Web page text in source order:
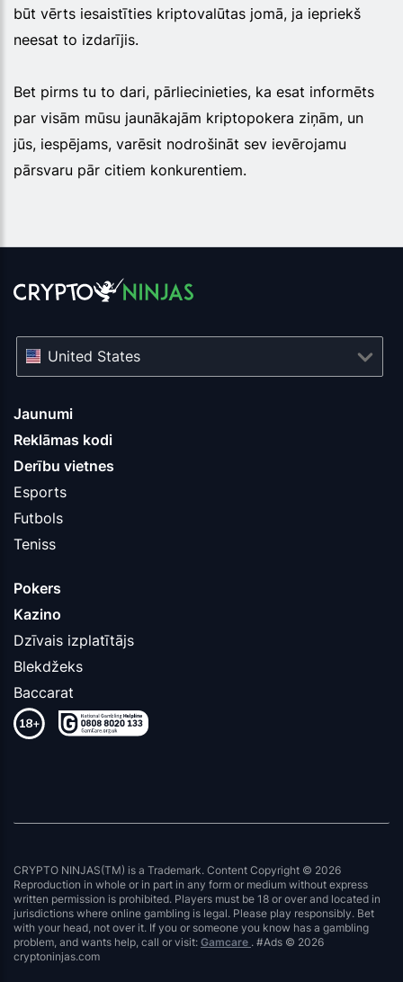
būt vērts iesaistīties kriptovalūtas jomā, ja iepriekš
neesat to izdarījis.
Bet pirms tu to dari, pārliecinieties, ka esat informēts
par visām mūsu jaunākajām kriptopokera ziņām, un
jūs, iespējams, varēsit nodrošināt sev ievērojamu
pārsvaru pār citiem konkurentiem.
Jaunumi
Reklāmas kodi
Derību vietnes
Esports
Futbols
Teniss
Pokers
Kazino
Dzīvais izplatītājs
Blekdžeks
Baccarat
United States
CRYPTO NINJAS(TM) is a Trademark. Content Copyright © 2026
Reproduction in whole or in part in any form or medium without express
written permission is prohibited. Players must be 18 or over and located in
jurisdictions where online gambling is legal. Please play responsibly. Bet
with your head, not over it. If you or someone you know has a gambling
problem, and wants help, call or visit: Gamcare . #Ads © 2026
cryptoninjas.com